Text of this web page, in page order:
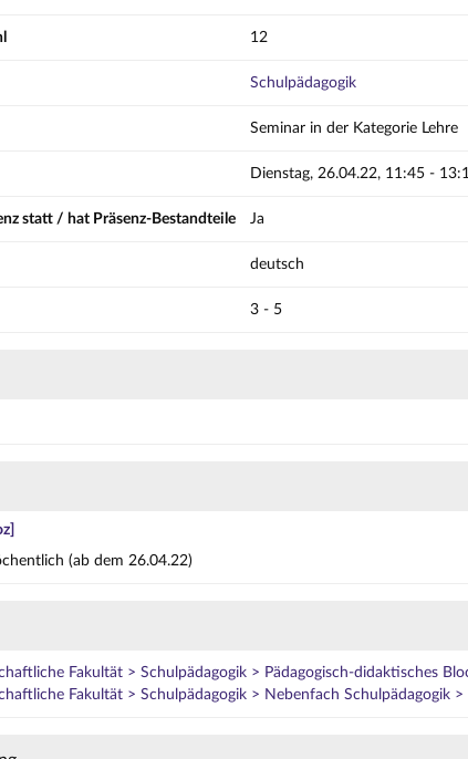
12
Schulpädagogik
Seminar in der Kategorie Lehre
Dienstag, 26.04.22, 11:45 -
statt / hat Präsenz-Bestandteile Ja
deutsch
3 - 5
(ab dem 26.04.22)
Fakultät > Schulpädagogik > Pädagogisch-didaktisches
Fakultät > Schulpädagogik > Nebenfach Schulpädagogik >